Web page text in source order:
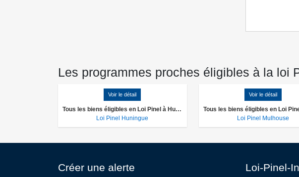
Les programmes proches éligibles à la loi
Voir le détail
Tous les biens éligibles en Loi Pinel à Huningue
Loi Pinel Huningue
Voir le détail
Loi Pinel Mulhouse
Créer une alerte Loi-Pinel-